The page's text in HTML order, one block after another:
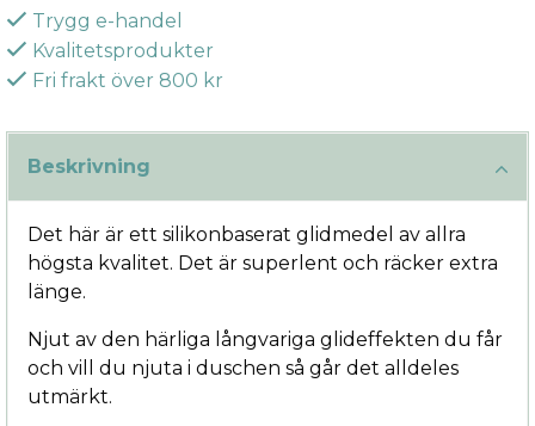
Trygg e-handel
Kvalitetsprodukter
Fri frakt över 800 kr
Beskrivning
Det här är ett silikonbaserat glidmedel av allra
högsta kvalitet. Det är superlent och räcker extra
länge.
Njut av den härliga långvariga glideffekten du får
och vill du njuta i duschen så går det alldeles
utmärkt.